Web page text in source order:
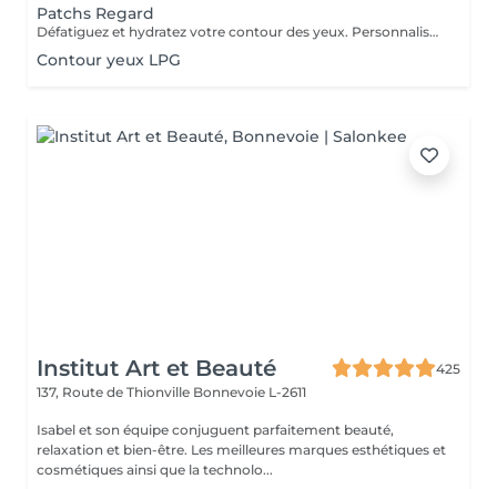
Patchs Regard
Défatiguez et hydratez votre contour des yeux. Personnalisez votre soin visage nettoyant ou essentiel en bénéficiant pendant votre masque de patchs formulés spécialement pour défatiguer et hydrater le contour des yeux.
Contour yeux LPG
Institut Art et Beauté
425
137, Route de Thionville Bonnevoie L-2611
Isabel et son équipe conjuguent parfaitement beauté,
relaxation et bien-être. Les meilleures marques esthétiques et
cosmétiques ainsi que la technolo...